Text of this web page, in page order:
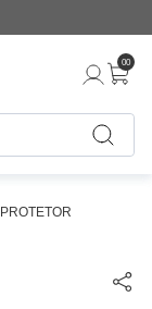
00
PROTETOR